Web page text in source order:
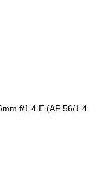
f/1.4 E (AF 56/1.4